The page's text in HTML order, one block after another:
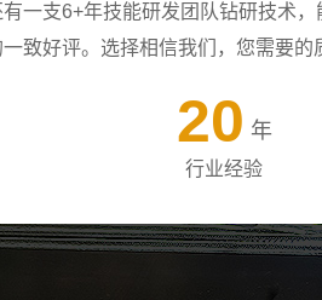
一支6+年技能研发团队钻研技术
致好评。选择相信我们，您需要的
20 年
行业经验